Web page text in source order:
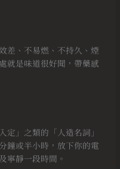
差、不易燃、不持久、煙
就是味道很好聞，帶藥感
定」之類的「人造名詞」
鐘或半小時，放下你的電
寧靜一段時間。